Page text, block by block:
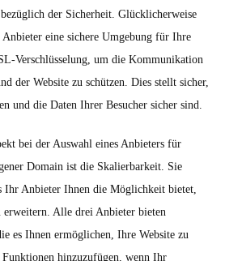
der Sicherheit. Glücklicherweise
Anbieter eine sichere Umgebung für Ihre
Verschlüsselung, um die Kommunikation
der Website zu schützen. Dies stellt sicher,
und die Daten Ihrer Besucher sicher sind.
bei der Auswahl eines Anbieters für
Domain ist die Skalierbarkeit. Sie
Ihr Anbieter Ihnen die Möglichkeit bietet,
erweitern. Alle drei Anbieter bieten
es Ihnen ermöglichen, Ihre Website zu
Funktionen hinzuzufügen, wenn Ihr